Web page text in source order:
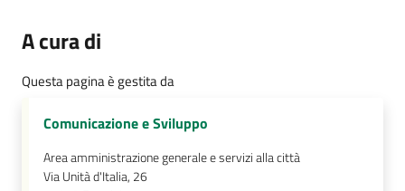
t
e
o
Tutti
argomenti...
A cura di
Questa pagina è gestita da
Comunicazione e Sviluppo
Area amministrazione generale e servizi alla città
Via Unità d'Italia, 26